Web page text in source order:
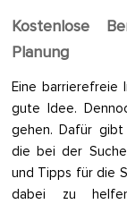
Kostenlose
Planung
Eine barrierefreie
gute Idee.
gehen. Dafür gibt
die bei der
und Tipps für die
dabei zu